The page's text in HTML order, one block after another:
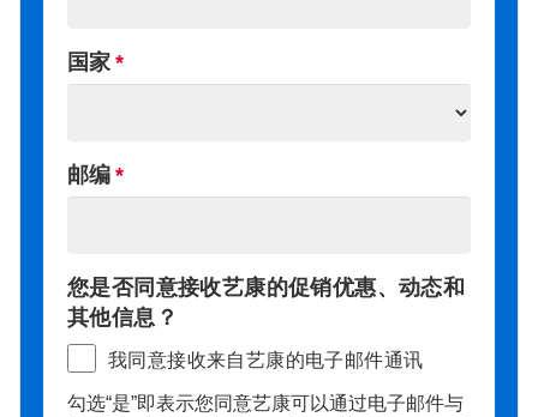
国家
邮编
您是否同意接收艺康的促销优惠、动态和
其他信息？
我同意接收来自艺康的电子邮件通讯
勾选“是”即表示您同意艺康可以通过电子邮件与